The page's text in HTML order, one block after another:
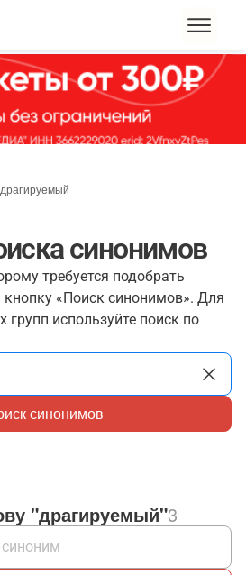
драгируемый
синонимов
требуется подобрать
кнопку «Поиск синонимов». Для
групп используйте поиск по
синонимов
"драгируемый"3